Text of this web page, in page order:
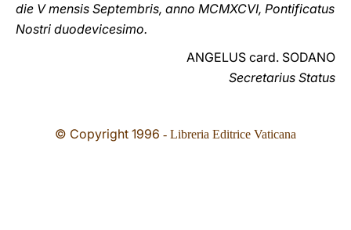
die V mensis Septembris, anno MCMXCVI, Pontificatus
Nostri duodevicesimo.
ANGELUS card. SODANO
Secretarius Status
© Copyright 1996 - Libreria Editrice Vaticana